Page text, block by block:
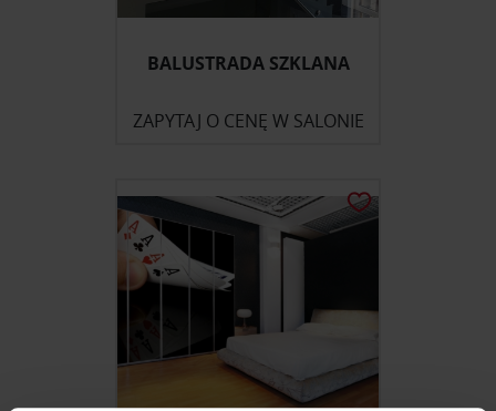
BALUSTRADA SZKLANA
ZAPYTAJ O CENĘ W SALONIE